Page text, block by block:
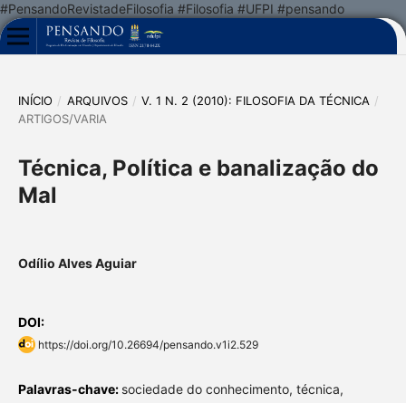
#PensandoRevistadeFilosofia #Filosofia #UFPI #pensando
INÍCIO / ARQUIVOS / V. 1 N. 2 (2010): FILOSOFIA DA TÉCNICA /
ARTIGOS/VARIA
Técnica, Política e banalização do
Mal
Odílio Alves Aguiar
DOI:
https://doi.org/10.26694/pensando.v1i2.529
Palavras-chave: sociedade do conhecimento, técnica,